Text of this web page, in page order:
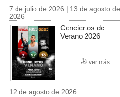
7 de julio de 2026 | 13 de agosto de
2026
Conciertos de
Verano 2026
ver más
12 de agosto de 2026